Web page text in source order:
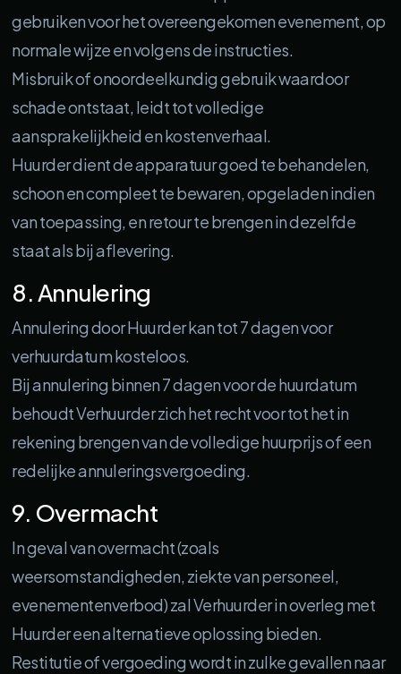
gebruiken voor het overeengekomen evenement, op
normale wijze en volgens de instructies.
Misbruik of onoordeelkundig gebruik waardoor
schade ontstaat, leidt tot volledige
aansprakelijkheid en kostenverhaal.
Huurder dient de apparatuur goed te behandelen,
schoon en compleet te bewaren, opgeladen indien
van toepassing, en retour te brengen in dezelfde
staat als bij aflevering.
8. Annulering
Annulering door Huurder kan tot 7 dagen voor
verhuurdatum kosteloos.
Bij annulering binnen 7 dagen voor de huurdatum
behoudt Verhuurder zich het recht voor tot het in
rekening brengen van de volledige huurprijs of een
redelijke annuleringsvergoeding.
9. Overmacht
In geval van overmacht (zoals
weersomstandigheden, ziekte van personeel,
evenementenverbod) zal Verhuurder in overleg met
Huurder een alternatieve oplossing bieden.
Restitutie of vergoeding wordt in zulke gevallen naar